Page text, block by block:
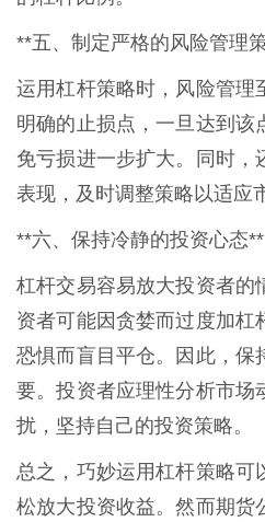
**五、制定严格的风险管理
运用杠杆策略时，风险管理
明确的止损点，一旦达到该
免亏损进一步扩大。同时，
表现，及时调整策略以适应
**六、保持冷静的投资心态**
杠杆交易容易放大投资者的
资者可能因贪婪而过度加杠
恐惧而盲目平仓。因此，保
要。投资者应理性分析市场
扰，坚持自己的投资策略。
总之，巧妙运用杠杆策略可
松放大投资收益。然而期货